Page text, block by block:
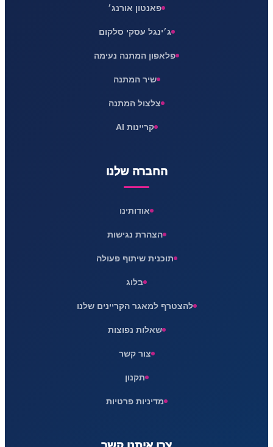
פאנטון אורנג׳
ג׳ינגל עסקי סלקום
פלאפון המתנה נעימה
שיר המתנה
צלצול המתנה
קריינות AI
החברה שלנו
אודותינו
הצהרת נגישות
תוכנית שיתוף פעולה
בלוג
להצטרף למאגר הקריינים שלנו
שאלות נפוצות
צור קשר
תקנון
מדיניות פרטיות